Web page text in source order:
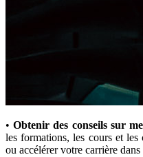
•Obtenir des conseils sur
les formations, les cours et les
ou accélérer votre carrière dans